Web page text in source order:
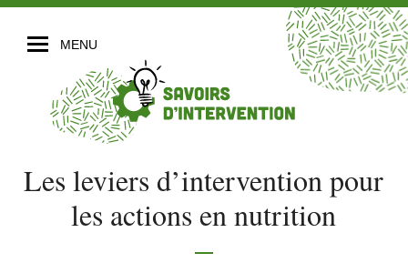
MENU
Les leviers d’intervention pour
les actions en nutrition